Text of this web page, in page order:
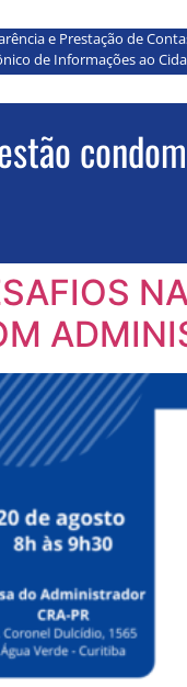
e Prestação de
de Informações ao